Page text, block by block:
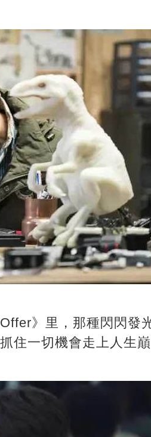
》里，那種閃閃發
住一切機會走上人生巔